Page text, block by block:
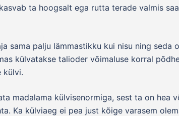
ta hoogsalt ega rutta terade valmis
sama palju lämmastikku kui nisu ning seda
külvatakse talioder võimaluse korral
külvi.
madalama külvisenormiga, sest ta on hea
Ka külviaeg ei pea just kõige varasem